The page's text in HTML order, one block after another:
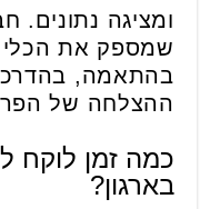
שמספק את
בהתאמה,
ההצלחה של
בארגון?